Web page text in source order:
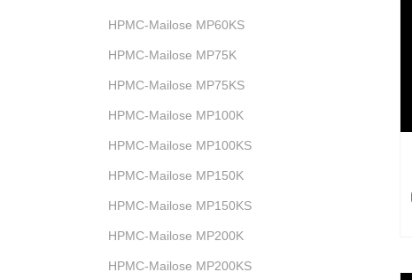
HPMC-Mailose MP60KS
HPMC-Mailose MP75K
HPMC-Mailose MP75KS
HPMC-Mailose MP100K
HPMC-Mailose MP100KS
HPMC-Mailose MP150K
HPMC-Mailose MP150KS
HPMC-Mailose MP200K
HPMC-Mailose MP200KS